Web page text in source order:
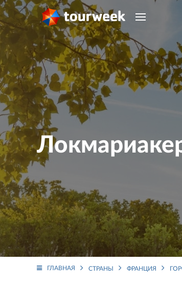
ГЛАВНАЯ СТРАНЫ ФРАНЦИЯ